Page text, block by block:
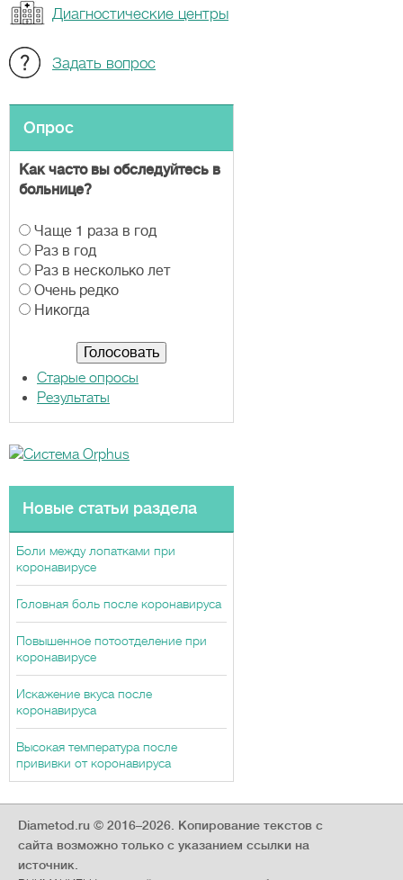
Диагностические центры
Задать вопрос
Опрос
Как часто вы обследуйтесь в
больнице?
В
а
р
и
а
Чаще 1 раза в год
Раз в год
Раз в несколько лет
Очень редко
Никогда
Старые опросы
Результаты
Новые статьи раздела
Боли между лопатками при
коронавирусе
Головная боль после коронавируса
Повышенное потоотделение при
коронавирусе
Искажение вкуса после
коронавируса
Высокая температура после
прививки от коронавируса
Diametod.ru © 2016–2026. Копирование текстов с
сайта возможно только с указанием ссылки на
источник.